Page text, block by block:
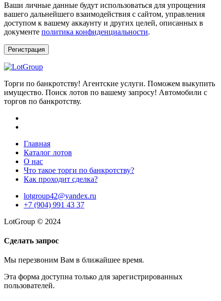
Ваши личные данные будут использоваться для упрощения
вашего дальнейшего взаимодействия с сайтом, управления
доступом к вашему аккаунту и других целей, описанных в
документе политика конфиденциальности.
Регистрация
Торги по банкротству! Агентские услуги. Поможем выкупить
имущество. Поиск лотов по вашему запросу! Автомобили с
торгов по банкротству.
Главная
Каталог лотов
О нас
Что такое торги по банкротству?
Как проходит сделка?
lotgroup42@yandex.ru
+7 (904) 991 43 37
LotGroup © 2024
Сделать запрос
Мы перезвоним Вам в ближайшее время.
Эта форма доступна только для зарегистрированных
пользователей.